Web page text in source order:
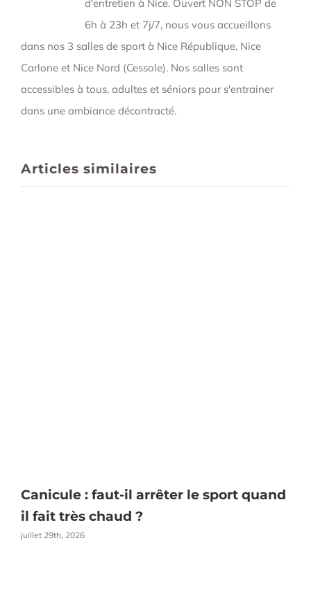
d'entretien à Nice. Ouvert NON STOP de
6h à 23h et 7j/7, nous vous accueillons
dans nos 3 salles de sport à Nice République, Nice
Carlone et Nice Nord (Cessole). Nos salles sont
accessibles à tous, adultes et séniors pour s'entrainer
dans une ambiance décontracté.
Articles similaires
Canicule : faut-il arrêter le sport quand
il fait très chaud ?
juillet 29th, 2026